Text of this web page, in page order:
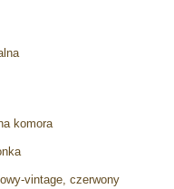
komora
vintage, czerwony